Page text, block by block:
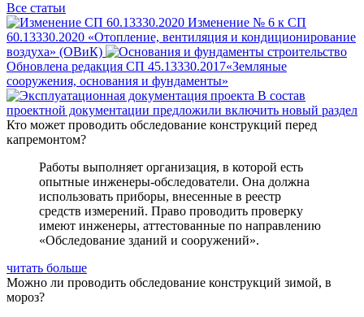
Все статьи
Изменение № 6 к СП
60.13330.2020 «Отопление, вентиляция и кондиционирование
воздуха» (ОВиК)
Обновлена редакция СП 45.13330.2017«Земляные
сооружения, основания и фундаменты»
В состав
проектной документации предложили включить новый раздел
Кто может проводить обследование конструкций перед
капремонтом?
Работы выполняет организация, в которой есть
опытные инженеры-обследователи. Она должна
использовать приборы, внесенные в реестр
средств измерений. Право проводить проверку
имеют инженеры, аттестованные по направлению
«Обследование зданий и сооружений».
читать больше
Можно ли проводить обследование конструкций зимой, в
мороз?